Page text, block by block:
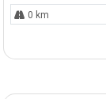
0 km